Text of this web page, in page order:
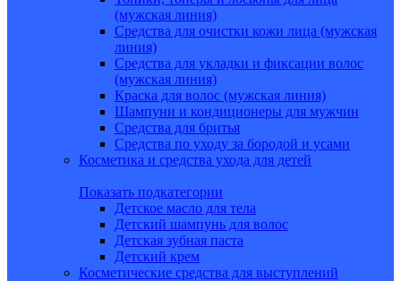
(мужская линия)
Средства для очистки кожи лица (мужская
линия)
Средства для укладки и фиксации волос
(мужская линия)
Краска для волос (мужская линия)
Шампуни и кондиционеры для мужчин
Средства для бритья
Средства по уходу за бородой и усами
Косметика и средства ухода для детей
Показать подкатегории
Детское масло для тела
Детский шампунь для волос
Детская зубная паста
Детский крем
Косметические средства для выступлений